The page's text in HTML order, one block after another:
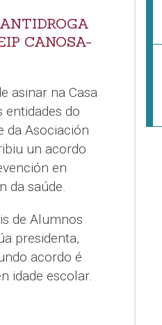
CANOSA-
asinar na Casa
do
da Asociación
un acordo
en
da saúde.
de Alumnos
presidenta,
acordo é
idade escolar.